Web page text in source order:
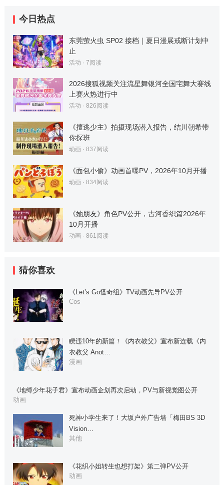
今日热点
东莞萤火虫 SP02 接档｜夏日漫展戒断计划中
止
活动 · 7阅读
2026搜狐视频关注流星舞银河全国宅舞大赛线
上赛火热进行中
活动 · 826阅读
《擅逃少主》拍摄现场潜入报告，结川朝希带
你探班
动画· 837阅读
《面包小偷》动画首曝PV，2026年10月开播
动画· 834阅读
《她朋友》角色PV公开，古河香织篇2026年
10月开播
动画· 861阅读
猜你喜欢
《Let’s Go怪奇组》TV动画先导PV公开
Cos
睽违10年的新篇！《内衣教父》宣布新连载《内
衣教父 Anot…
漫画
《地缚少年花子君》宣布动画企划再次启动，PV与新视觉图公开
动画
死神小学生来了！大坂户外广告墙「梅田BS 3D
Vision…
其他
《花织小姐转生也想打架》第二弹PV公开
动画